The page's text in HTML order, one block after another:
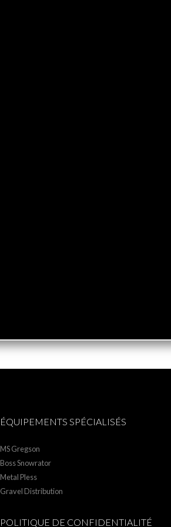
ÉQUIPEMENTS SPÉCIALISÉS
MS Gregson
Boss Snowrator
Metal Pless
Gravel Distribution
POLITIQUE DE CONFIDENTIALITÉ